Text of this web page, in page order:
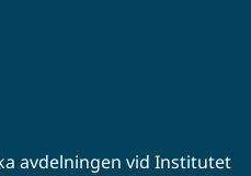
avdelningen vid Institutet